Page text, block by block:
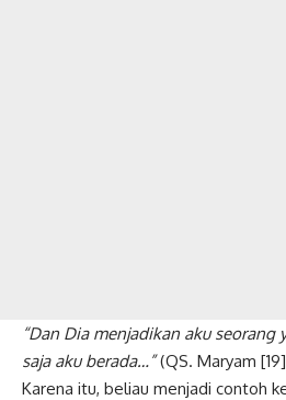
“Dan Dia menjadikan aku seorang
saja aku berada…”(QS. Maryam
Karena itu, beliau menjadi contoh